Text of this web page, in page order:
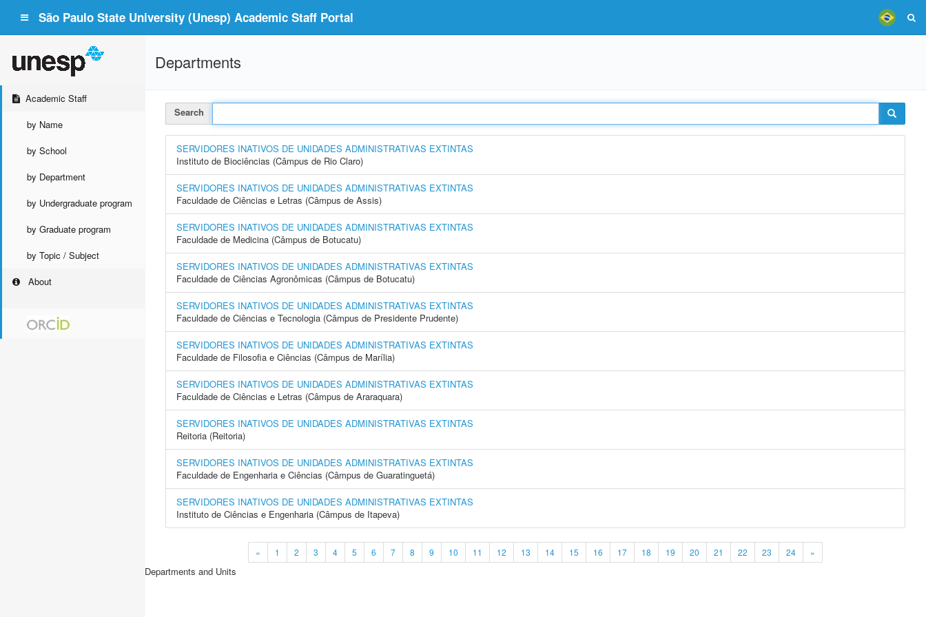
São Paulo State University (Unesp) Academic Staff Portal
Academic Staff
by Name
by School
by Department
by Undergraduate program
by Graduate program
by Topic / Subject
About
Departments
Search
SERVIDORES INATIVOS DE UNIDADES ADMINISTRATIVAS EXTINTAS
Instituto de Biociências (Câmpus de Rio Claro)
SERVIDORES INATIVOS DE UNIDADES ADMINISTRATIVAS EXTINTAS
Faculdade de Ciências e Letras (Câmpus de Assis)
SERVIDORES INATIVOS DE UNIDADES ADMINISTRATIVAS EXTINTAS
Faculdade de Medicina (Câmpus de Botucatu)
SERVIDORES INATIVOS DE UNIDADES ADMINISTRATIVAS EXTINTAS
Faculdade de Ciências Agronômicas (Câmpus de Botucatu)
SERVIDORES INATIVOS DE UNIDADES ADMINISTRATIVAS EXTINTAS
Faculdade de Ciências e Tecnologia (Câmpus de Presidente Prudente)
SERVIDORES INATIVOS DE UNIDADES ADMINISTRATIVAS EXTINTAS
Faculdade de Filosofia e Ciências (Câmpus de Marília)
SERVIDORES INATIVOS DE UNIDADES ADMINISTRATIVAS EXTINTAS
Faculdade de Ciências e Letras (Câmpus de Araraquara)
SERVIDORES INATIVOS DE UNIDADES ADMINISTRATIVAS EXTINTAS
Reitoria (Reitoria)
SERVIDORES INATIVOS DE UNIDADES ADMINISTRATIVAS EXTINTAS
Faculdade de Engenharia e Ciências (Câmpus de Guaratinguetá)
SERVIDORES INATIVOS DE UNIDADES ADMINISTRATIVAS EXTINTAS
Instituto de Ciências e Engenharia (Câmpus de Itapeva)
« 1 2 3 4 5 6 7 8 9 10 11 12 13 14 15 16 17 18 19 20 21 22 23 24 »
Departments and Units